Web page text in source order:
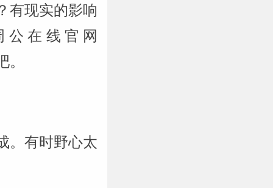
有现实的影响
在线官网
。有时野心太